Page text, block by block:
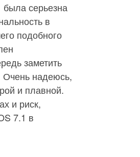
была серьезна
в
подобного
заметить
Очень надеюсь,
и плавной.
и риск,
7.1 в